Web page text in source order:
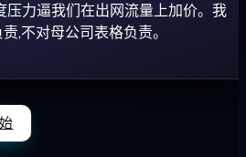
压力逼我们在出网流量上加价。我
,不对母公司表格负责。